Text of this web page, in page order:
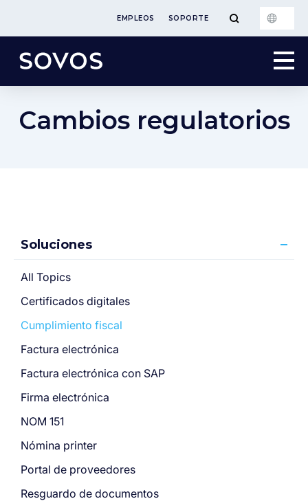
EMPLEOS SOPORTE
Cambios regulatorios
Soluciones
All Topics
Certificados digitales
Cumplimiento fiscal
Factura electrónica
Factura electrónica con SAP
Firma electrónica
NOM 151
Nómina printer
Portal de proveedores
Resguardo de documentos